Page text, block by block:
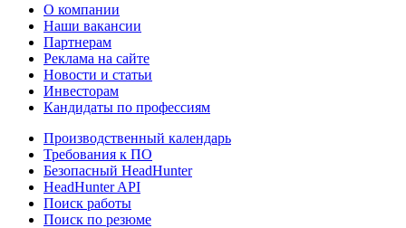
О компании
Наши вакансии
Партнерам
Реклама на сайте
Новости и статьи
Инвесторам
Кандидаты по профессиям
Производственный календарь
Требования к ПО
Безопасный HeadHunter
HeadHunter API
Поиск работы
Поиск по резюме